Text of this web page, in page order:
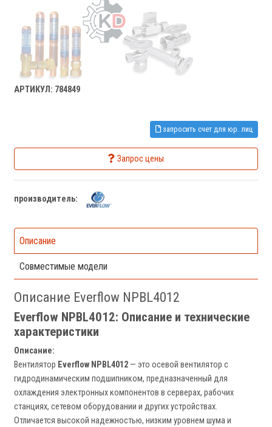
АРТИКУЛ: 784849
запросить счет для юр. лиц
Запрос цены
производитель:
Описание
Совместимые модели
Описание Everflow NPBL4012
Everflow NPBL4012: Описание и технические
характеристики
Описание:
Вентилятор Everflow NPBL4012 — это осевой вентилятор с
гидродинамическим подшипником, предназначенный для
охлаждения электронных компонентов в серверах, рабочих
станциях, сетевом оборудовании и других устройствах.
Отличается высокой надежностью, низким уровнем шума и